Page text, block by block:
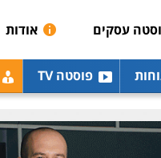
עסקים אודות
פוסטה TV
מנשה,
פלילי
צווארון
דין